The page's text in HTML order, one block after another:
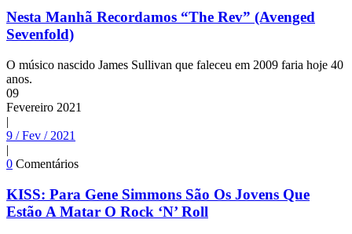
Nesta Manhã Recordamos “The Rev” (Avenged
Sevenfold)
O músico nascido James Sullivan que faleceu em 2009 faria hoje 40
anos.
09
Fevereiro 2021
|
9 / Fev / 2021
|
0 Comentários
KISS: Para Gene Simmons São Os Jovens Que
Estão A Matar O Rock ‘N’ Roll